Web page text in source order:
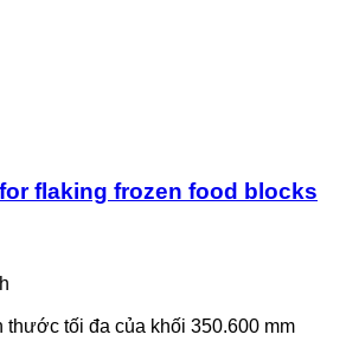
flaking frozen food blocks
thước tối đa của khối 350.600 mm